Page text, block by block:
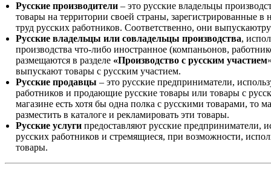
Русские производители – это русские владельцы
товары на территории своей страны, зарегистрированные
труд русских работников. Соответственно, они
Русские владельцы или совладельцы производства,
производства что-либо иностранное (компаньонов,
размещаются в разделе «Производство с русским участием
выпускают товары с русским участием.
Русские продавцы – это русские предприниматели,
работников и продающие русские товары или товары с
магазине есть хотя бы одна полка с русскими товарами, то
разместить в каталоге и рекламировать эти товары.
Русские услуги предоставляют русские предприниматели,
русских работников и стремящиеся, при возможности,
товары.